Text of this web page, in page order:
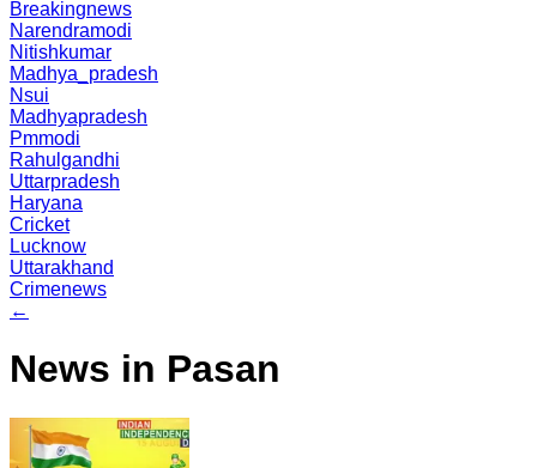
Breakingnews
Narendramodi
Nitishkumar
Madhya_pradesh
Nsui
Madhyapradesh
Pmmodi
Rahulgandhi
Uttarpradesh
Haryana
Cricket
Lucknow
Uttarakhand
Crimenews
←
News in Pasan